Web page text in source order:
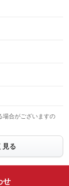
メラ
ル
場合がございますの
見る
せ